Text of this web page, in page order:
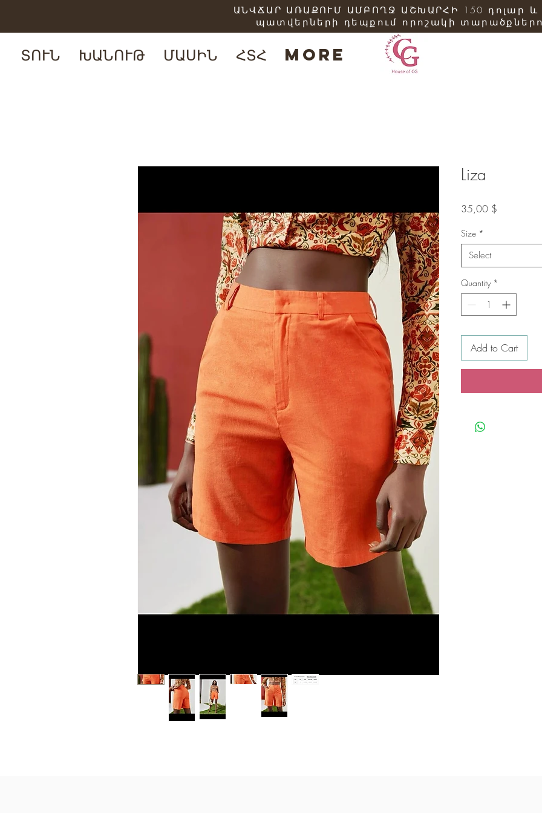
ՏՈՒՆ ԽԱՆՈՒԹ ՄԱՍԻՆ ՀՏՀ More
ԱՆՎՃԱՐ ԱՌԱՔՈՒՄ ԱՄԲՈՂՋ ԱՇԽԱՐՀԻ 150 դոլար և
պատվերների դեպքում որոշակի
Liza
35,00 $
Size *
Select
Quantity *
Add to Cart